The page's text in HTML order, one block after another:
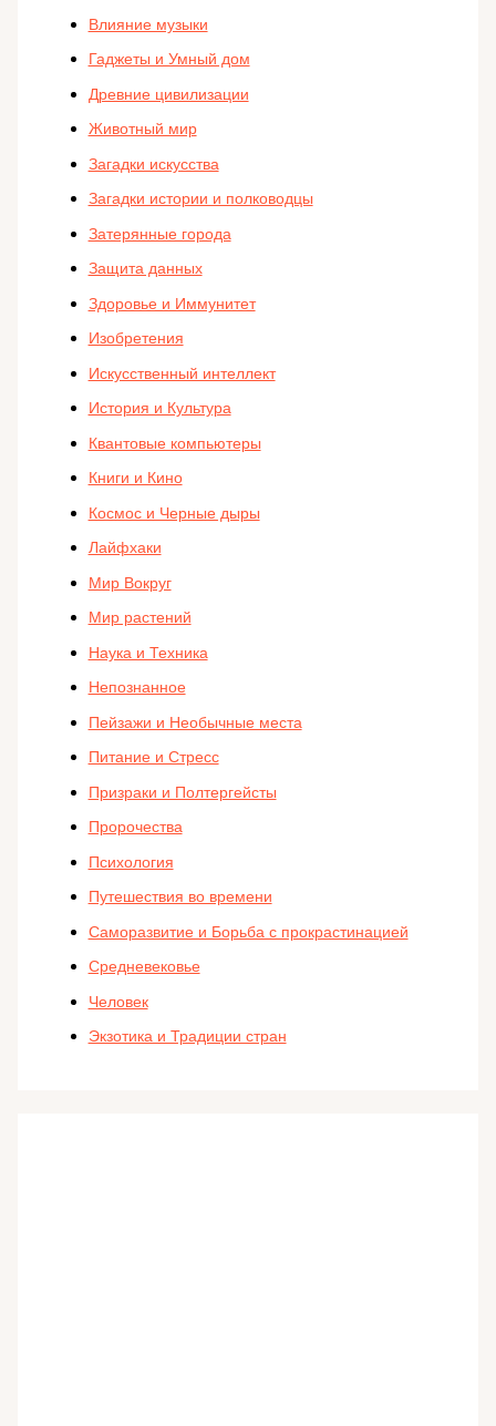
Влияние музыки
Гаджеты и Умный дом
Древние цивилизации
Животный мир
Загадки искусства
Загадки истории и полководцы
Затерянные города
Защита данных
Здоровье и Иммунитет
Изобретения
Искусственный интеллект
История и Культура
Квантовые компьютеры
Книги и Кино
Космос и Черные дыры
Лайфхаки
Мир Вокруг
Мир растений
Наука и Техника
Непознанное
Пейзажи и Необычные места
Питание и Стресс
Призраки и Полтергейсты
Пророчества
Психология
Путешествия во времени
Саморазвитие и Борьба с прокрастинацией
Средневековье
Человек
Экзотика и Традиции стран